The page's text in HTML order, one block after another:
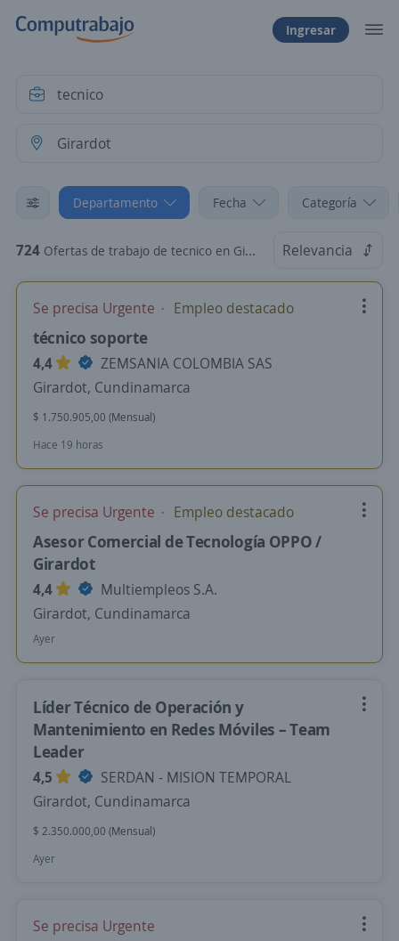
Ingresar
Departamento Fecha Categoría
724 Ofertas de trabajo de tecnico en Girardot, Cundinamarca Relevancia
Se precisa Urgente Empleo destacado
técnico soporte
4,4
ZEMSANIA COLOMBIA SAS
Girardot, Cundinamarca
$ 1.750.905,00 (Mensual)
Hace 19 horas
Se precisa Urgente Empleo destacado
Asesor Comercial de Tecnología OPPO /
Girardot
4,4
Multiempleos S.A.
Girardot, Cundinamarca
Ayer
Líder Técnico de Operación y
Mantenimiento en Redes Móviles – Team
Leader
4,5
SERDAN - MISION TEMPORAL
Girardot, Cundinamarca
$ 2.350.000,00 (Mensual)
Ayer
Se precisa Urgente